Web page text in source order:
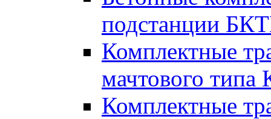
подстанции
Комплектные
мачтового
Комплектные